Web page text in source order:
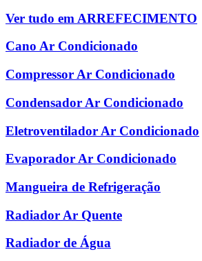
Ver tudo em ARREFECIMENTO
Cano Ar Condicionado
Compressor Ar Condicionado
Condensador Ar Condicionado
Eletroventilador Ar Condicionado
Evaporador Ar Condicionado
Mangueira de Refrigeração
Radiador Ar Quente
Radiador de Água